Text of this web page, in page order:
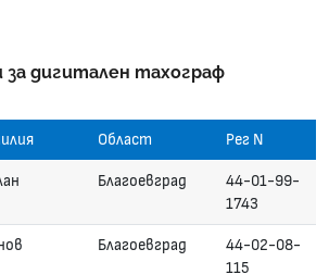
за дигитален тахограф
Област Рег N
Благоевград
44-01-99-
1743
Благоевград
44-02-08-
115